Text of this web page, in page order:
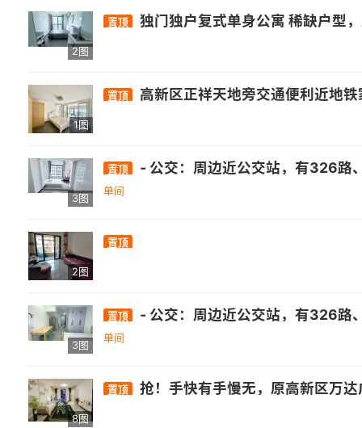
2图
置顶 独门独户复式单身公寓 稀缺户型
1图
置顶 高新区正祥天地旁交通便利近地
3图
置顶 - 公交：周边近公交站，有326路、82路、151路等多条公交线路经过.- 医疗：有南屿镇卫生所、省立医院金山分院等. - 商业：自带万达综合体，还有正荣财
单间
2图
置顶
3图
置顶 - 公交：周边近公交站，有326路、82路、151路等多条公交线路经过.- 医疗：有南屿镇卫生所、省立医院金山分院等. - 商业：自带万达综合体，还有正荣财
单间
8图
置顶 抢！手快有手慢无，原高新区万达广场祥禾公社新出一套秒杀房源，超大一房一厅单身公寓，网红 ins风装修风格，底价 1200 出，真正的 手快有手慢无，包物业和宽带，看房加我13950224772，附近的信通中心、厚庭地铁，万福，星网锐捷，山亚，邦邦财富中心，宏盛，永福，华建，久